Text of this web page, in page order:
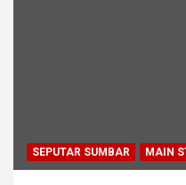
SEPUTAR SUMBAR MAIN